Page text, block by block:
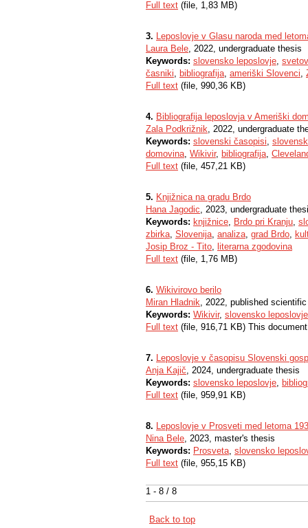
1 - 8 / 8
Full text (file, 1,83 MB)
3. Leposlovje v Glasu naroda med
Laura Bele, 2022, undergraduate thesis
Keywords: slovensko leposlovje,
časniki, bibliografija, ameriški Slovenci,
Full text (file, 990,36 KB)
4. Bibliografija leposlovja v Ameriški
Zala Podkrižnik, 2022, undergraduate
Keywords: slovenski časopisi,
domovina, Wikivir, bibliografija,
Full text (file, 457,21 KB)
5. Knjižnica na gradu Brdo
Hana Jagodic, 2023, undergraduate
Keywords: knjižnice, Brdo pri Kranju,
zbirka, Slovenija, analiza, grad Brdo,
Josip Broz - Tito, literarna zgodovina
Full text (file, 1,76 MB)
6. Wikivirovo berilo
Miran Hladnik, 2022, published
Keywords: Wikivir, slovensko leposlovje
Full text (file, 916,71 KB) This
7. Leposlovje v časopisu Slovenski
Anja Kajič, 2024, undergraduate thesis
Keywords: slovensko leposlovje,
Full text (file, 959,91 KB)
8. Leposlovje v Prosveti med letoma
Nina Bele, 2023, master's thesis
Keywords: Prosveta, slovensko
Full text (file, 955,15 KB)
Back to top